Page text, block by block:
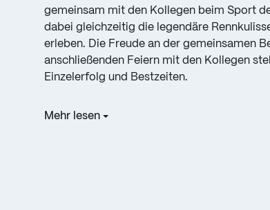
gemeinsam mit den Kollegen beim Sport
dabei gleichzeitig die legendäre
erleben. Die Freude an der gemeinsamen
anschließenden Feiern mit den Kollegen
Einzelerfolg und Bestzeiten.
Mehr lesen